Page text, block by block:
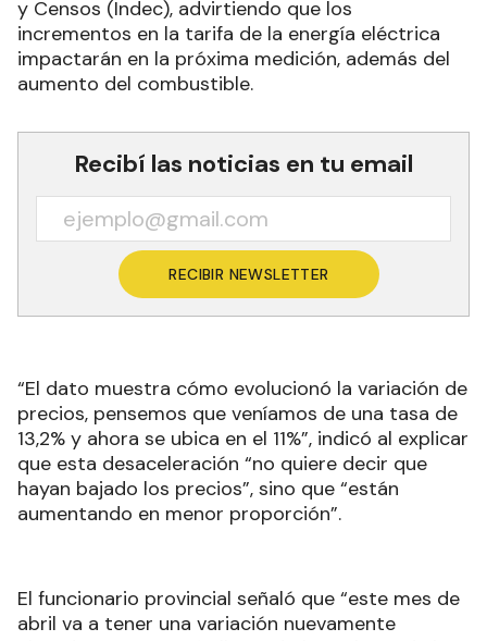
y Censos (Indec), advirtiendo que los
incrementos en la tarifa de la energía eléctrica
impactarán en la próxima medición, además del
aumento del combustible.
Recibí las noticias en tu email
RECIBIR NEWSLETTER
“El dato muestra cómo evolucionó la variación de
precios, pensemos que veníamos de una tasa de
13,2% y ahora se ubica en el 11%”, indicó al explicar
que esta desaceleración “no quiere decir que
hayan bajado los precios”, sino que “están
aumentando en menor proporción”.
El funcionario provincial señaló que “este mes de
abril va a tener una variación nuevamente